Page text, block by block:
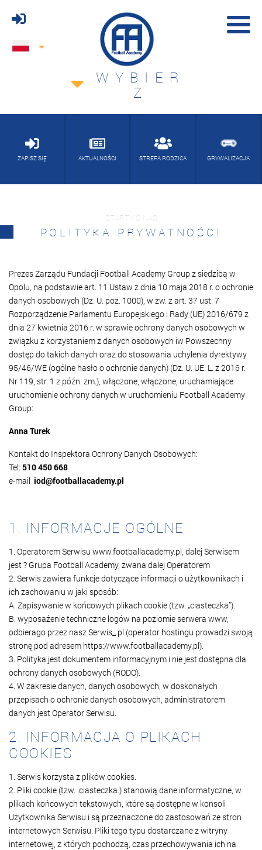
WYBIER
Z
ZAPISZ SIĘ AKTUALNOŚCI STREFA RODZICA GRYWALIZACJA
START / O NAS
POLITYKA PRYWATNOŚCI
Prezes Zarządu Fundacji Football Academy Group z siedzibą w
Opolu, na podstawie art. 11 Ustaw z dnia 10 maja 2018 r. o ochronie
danych osobowych (Dz. U. poz. 1000), w zw. z art. 37 ust. 7
Rozporządzenie Parlamentu Europejskiego i Rady (UE) 2016/679 z
dnia 27 kwietnia 2016 r. w sprawie ochrony danych osobowych w
związku z korzystaniem z danych osobowych iw Powszechny
dostęp do takich danych oraz do stosowania uchylenia dyrektywy
95/46/WE (ogólne hasło o ochronie danych) (Dz. U. UE. L. z 2016 r.
Nr 119, str. 1 z późn. zm.), włączone, włączone, uruchamiające
uruchomienie ochrony danych w uruchomieniu Football Academy
Group:
Anna Turek
Kontakt do Inspektora Ochrony Danych Osobowych:
Tel: 510 450 668
e-mail iod@footballacademy.pl
1. INFORMACJE OGÓLNE
1. Operatorem Serwisu www.footballacademy.pl, dalej Serwisem
jest ? Grupa Football Academy, zwana dalej Operatorem
2. Serwis zawiera funkcje dotyczące informacji o użytkownikach i
ich zachowaniu w jaki sposób:
A. Zapisywanie w końcowych plikach cookie (tzw. „ciasteczka”).
B. wyposażenie techniczne logów na poziomie serwera www,
odbierago przez nasz Serwis_.pl (operator hostingu prowadzi swoją
stronę pod adresem https://www.footballacademy.pl).
3. Polityka jest dokumentem informacyjnym i nie jest dostępna dla
ochrony danych osobowych (RODO).
4. W zakresie danych, danych osobowych, w doskonałych
przepisach o ochronie danych osobowych, administratorem
danych jest Operator Serwisu.
2. INFORMACJA O PLIKACH
COOKIES
1. Serwis korzysta z plików cookies.
2. Pliki cookie (tzw. .ciasteczka.) stanowią dane informatyczne, w
plikach końcowych tekstowych, które są dostępne w konsoli
Użytkownika Serwisu i są przeznaczone do zastosowań ze stron
internetowych Serwisu. Pliki tego typu dostarczane z witryny
internetowej, z których pochodzą, czas przechowywania ich na